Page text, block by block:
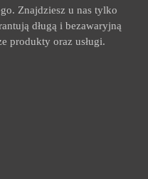
Znajdziesz u nas tylko
długą i bezawaryjną
produkty oraz usługi.